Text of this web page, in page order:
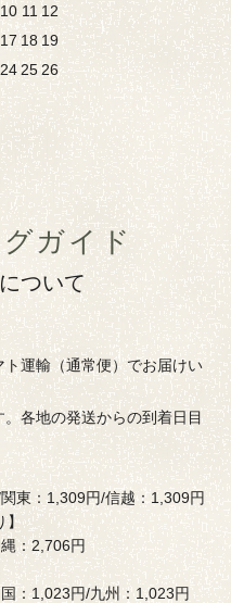
10 11 12
17 18 19
242526
ガイド
ついて
運輸（通常便）でお届けい
各地の発送からの到着日目
東：1,309円/信越：1,309円
：2,706円
：1,023円/九州：1,023円